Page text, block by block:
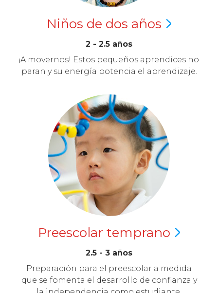
Niños de dos años
2 - 2.5 años
¡A movernos! Estos pequeños aprendices no
paran y su energía potencia el aprendizaje.
Preescolar temprano
2.5 - 3 años
Preparación para el preescolar a medida
que se fomenta el desarrollo de confianza y